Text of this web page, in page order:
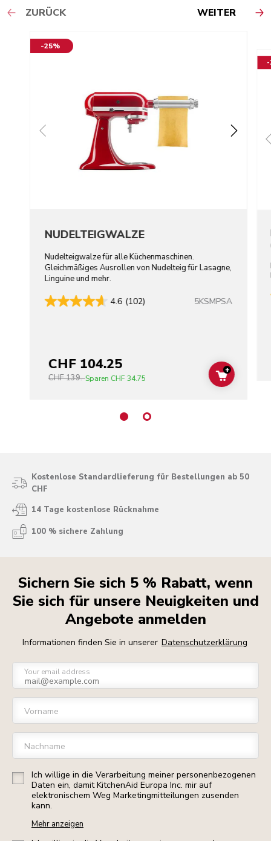
ZURÜCK WEITER
-25%
NUDELTEIGWALZE
Nudelteigwalze für alle Küchenmaschinen.
Gleichmäßiges Ausrollen von Nudelteig für Lasagne,
Linguine und mehr.
4.6 (102) 5KSMPSA
CHF 104.25
CHF 139.-Sparen CHF 34.75 ADD TO
+
-
Kostenlose Standardlieferung für Bestellungen ab 50
CHF
14 Tage kostenlose Rücknahme
100 % sichere Zahlung
Sichern Sie sich 5 % Rabatt, wenn
Sie sich für unsere Neuigkeiten und
Angebote anmelden
Informationen finden Sie in unserer Datenschutzerklärung
Your email address
Vorname
Nachname
Ich willige in die Verarbeitung meiner personenbezogenen
Daten ein, damit KitchenAid Europa Inc. mir auf
elektronischem Weg Marketingmitteilungen zusenden
kann.
Mehr anzeigen